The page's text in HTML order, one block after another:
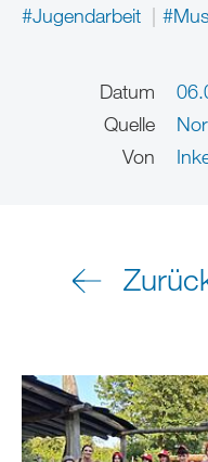
#Jugendarbeit
Datum
Quelle
Von